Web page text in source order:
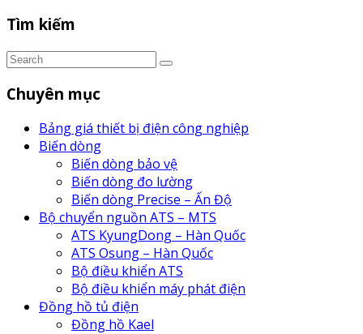
Tìm kiếm
Chuyên mục
Bảng giá thiết bị điện công nghiệp
Biến dòng
Biến dòng bảo vệ
Biến dòng đo lường
Biến dòng Precise – Ấn Độ
Bộ chuyển nguồn ATS – MTS
ATS KyungDong – Hàn Quốc
ATS Osung – Hàn Quốc
Bộ điều khiển ATS
Bộ điều khiển máy phát điện
Đồng hồ tủ điện
Đồng hồ Kael